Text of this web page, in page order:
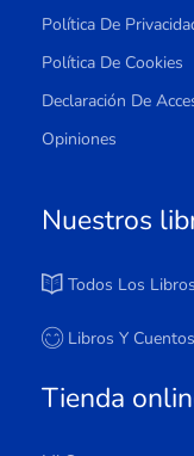
Política De
Política De Cookies
Declaración De
Opiniones
Nuestros
Todos Los Libros
Libros Y
Tienda